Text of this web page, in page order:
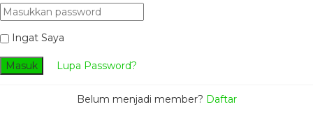
Ingat Saya
Masuk Lupa Password?
Belum menjadi member? Daftar